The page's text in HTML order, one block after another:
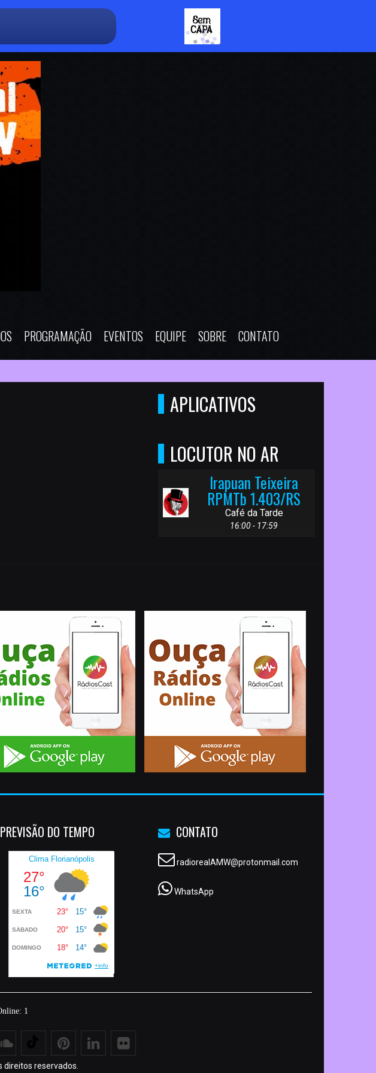
PROGRAMAÇÃO EVENTOS EQUIPE SOBRE CONTATO
APLICATIVOS
LOCUTOR NO AR
Irapuan Teixeira
RPMTb 1.403/RS
Café da Tarde
16:00 - 17:59
PREVISÃO DO TEMPO CONTATO
radiorealAMW@protonmail.com
WhatsApp
1
direitos reservados.